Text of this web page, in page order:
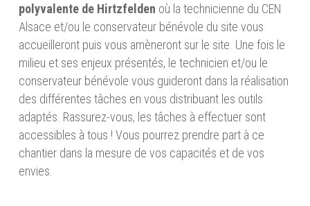
polyvalente de Hirtzfelden où la technicienne du CEN
Alsace et/ou le conservateur bénévole du site vous
accueilleront puis vous amèneront sur le site. Une fois le
milieu et ses enjeux présentés, le technicien et/ou le
conservateur bénévole vous guideront dans la réalisation
des différentes tâches en vous distribuant les outils
adaptés. Rassurez-vous, les tâches à effectuer sont
accessibles à tous ! Vous pourrez prendre part à ce
chantier dans la mesure de vos capacités et de vos
envies.